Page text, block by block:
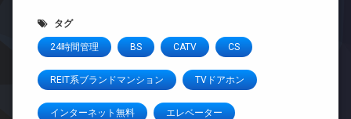
タグ
24時間管理 BS CATV CS
REIT系ブランドマンション TVドアホン
インターネット無料 エレベーター